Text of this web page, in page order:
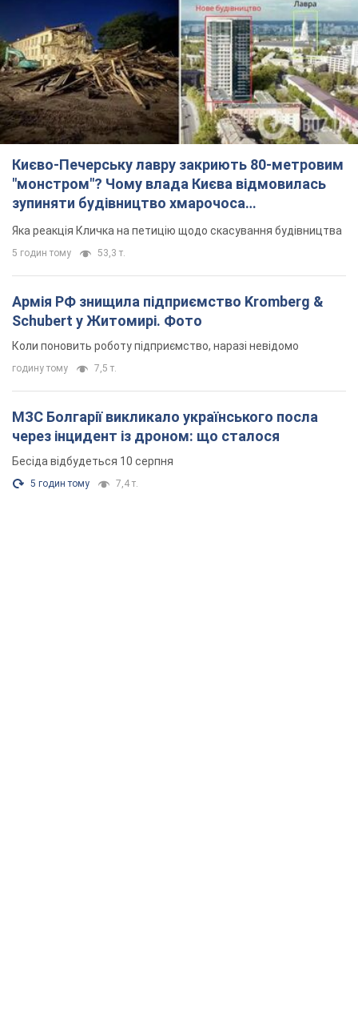
Києво-Печерську лавру закриють 80-метровим
"монстром"? Чому влада Києва відмовилась
зупиняти будівництво хмарочоса
"московського вірянина"
Яка реакція Кличка на петицію щодо скасування будівництва
5 годин тому 53,3 т.
Армія РФ знищила підприємство Kromberg &
Schubert у Житомирі. Фото
Коли поновить роботу підприємство, наразі невідомо
годину тому 7,5 т.
МЗС Болгарії викликало українського посла
через інцидент із дроном: що сталося
Бесіда відбудеться 10 серпня
5 годин тому 7,4 т.